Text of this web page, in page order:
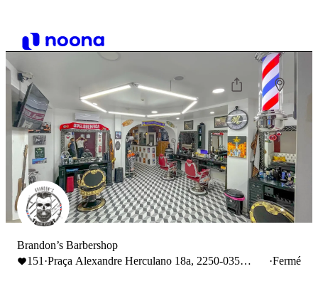
Brandon’s Barbershop
151 ·Praça Alexandre Herculano 18a, 2250-035
·Fermé